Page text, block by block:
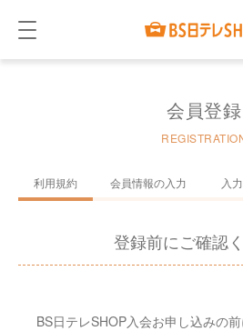
会員登録
利用規約 会員情報の入力 入
登録前にご確認
BS日テレSHOP入会お申し込みの